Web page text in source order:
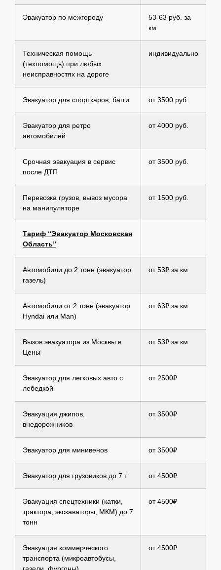
Эвакуатор по межгороду
53-63 руб. за
км
Техническая помощь
(техпомощь) при любых
неисправностях на дороге
индивидуально
Эвакуатор для спорткаров, багги от 3500 руб.
Эвакуатор для ретро
автомобилей
от 4000 руб.
Срочная эвакуация в сервис
после ДТП
от 3500 руб.
Перевозка грузов, вывоз мусора
на манипуляторе
от 1500 руб.
Тариф “Эвакуатор Московская
Область”
Автомобили до 2 тонн (эвакуатор
газель)
от 53₽ за км
Автомобили от 2 тонн (эвакуатор
Hyndai или Man)
от 63₽ за км
Вызов эвакуатора из Москвы в
Цены
от 53₽ за км
Эвакуатор для легковых авто с
лебедкой
от 2500₽
Эвакуация джипов,
внедорожников
от 3500₽
Эвакуатор для минивенов от 3500₽
Эвакуатор для грузовиков до 7 т от 4500₽
Эвакуация спецтехники (катки,
трактора, экскаваторы, МКМ) до 7
тонн
от 4500₽
Эвакуация коммерческого
транспорта (микроавтобусы,
газели, фургоны)
от 4500₽